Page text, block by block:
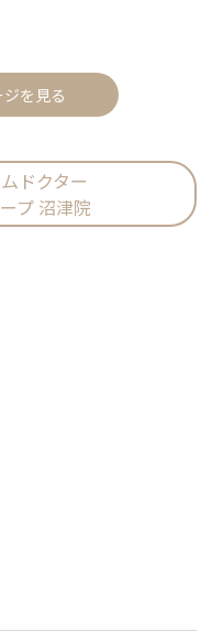
を見る
ドクター
プ 沼津院